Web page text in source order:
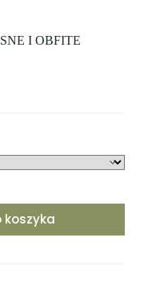
I OBFITE
koszyka